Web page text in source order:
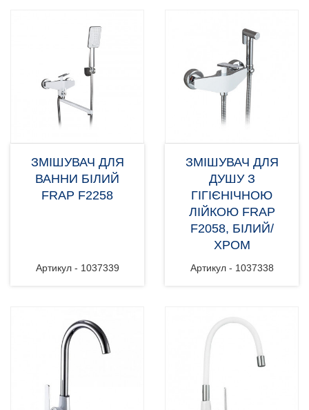
ЗМІШУВАЧ ДЛЯ
ВАННИ БІЛИЙ
FRAP F2258
Артикул - 1037339
ЗМІШУВАЧ ДЛЯ
ДУШУ З
ГІГІЄНІЧНОЮ
ЛІЙКОЮ FRAP
F2058, БІЛИЙ/
ХРОМ
Артикул - 1037338